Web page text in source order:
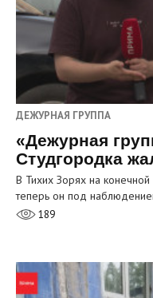
ДЕЖУРНАЯ ГРУППА
«Дежурная
Студгородка
В Тихих Зорях на
теперь он под
189